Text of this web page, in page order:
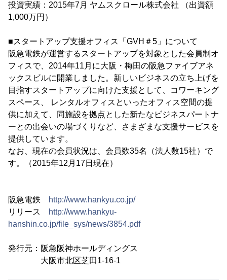
投資実績：2015年7月 ヤムスクロール株式会社 （出資額
1,000万円）
■スタートアップ支援オフィス「GVH＃5」について
阪急電鉄が運営するスタートアップを対象とした会員制オ
フィスで、2014年11月に大阪・梅田の阪急ファイブアネ
ックスビルに開業しました。新しいビジネスの立ち上げを
目指すスタートアップに向けた支援として、コワーキング
スペース、 レンタルオフィスといったオフィス空間の提
供に加えて、同施設を拠点とした新たなビジネスパートナ
ーとの出会いの場づくりなど、さまざまな支援サービスを
提供しています。
なお、現在の会員状況は、会員数35名（法人数15社）で
す。（2015年12月17日現在）
阪急電鉄
http://www.hankyu.co.jp/
リリース
http://www.hankyu-
hanshin.co.jp/file_sys/news/3854.pdf
発行元：阪急阪神ホールディングス
大阪市北区芝田1-16-1